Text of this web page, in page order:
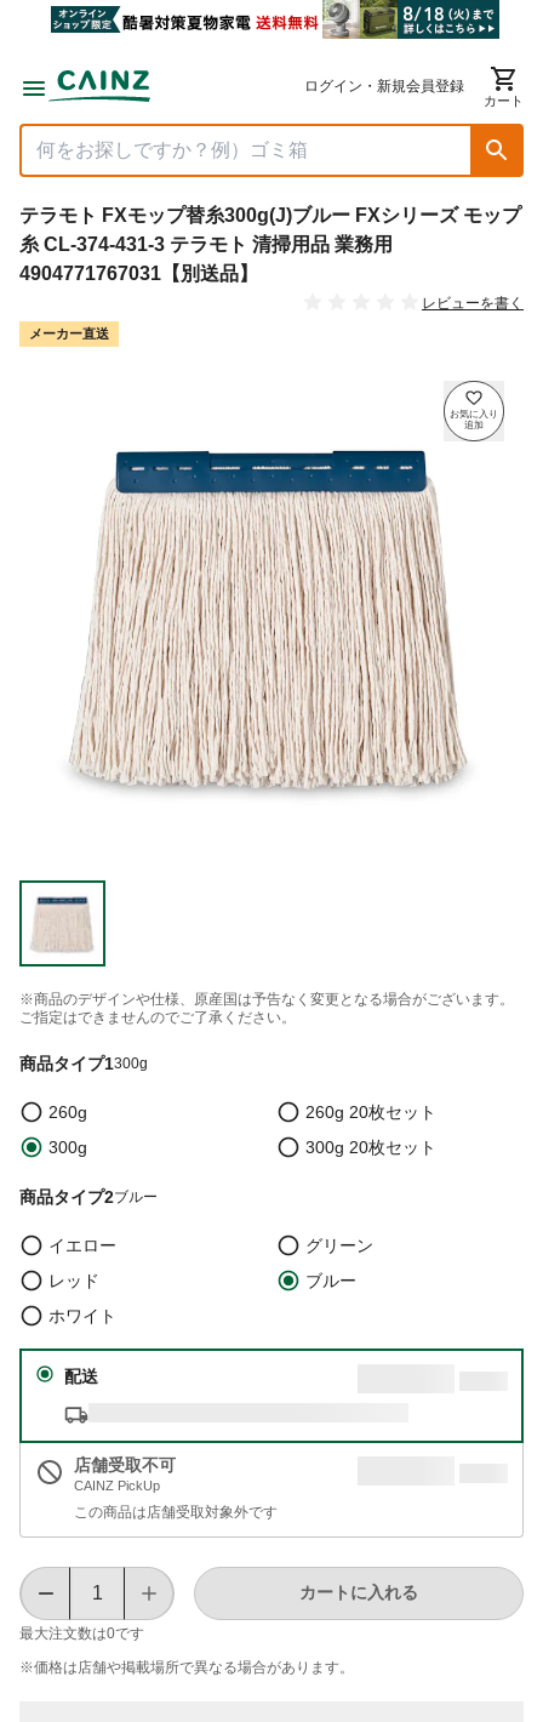
ログイン・新規会員登録
カート
テラモト FXモップ替糸300g(J)ブルー FXシリーズ モップ
糸 CL-374-431-3 テラモト 清掃用品 業務用
4904771767031【別送品】
レビューを書く
メーカー直送
※商品のデザインや仕様、原産国は予告なく変更となる場合がございます。
ご指定はできませんのでご了承ください。
商品タイプ1300g
260g
260g 20枚セット
300g
300g 20枚セット
商品タイプ2ブルー
イエロー
グリーン
レッド
ブルー
ホワイト
配送
店舗受取不可
CAINZ PickUp
この商品は店舗受取対象外です
最大注文数は0です
カートに入れる
※価格は​店舗や​掲載場所で​異なる​場合が​あります。